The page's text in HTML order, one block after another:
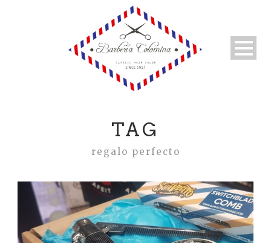
TAG
regalo perfecto